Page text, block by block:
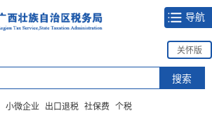
导航
关怀版
小微企业 出口退税 社保费 个税